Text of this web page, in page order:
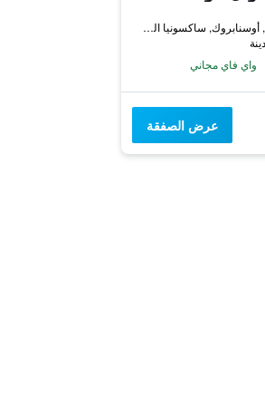
Theodor-Heuss-Platz 5, أوسنابروك, ساكسونيا السفلى, ألمانيا
واي فاي مجاني
عرض الصفقة